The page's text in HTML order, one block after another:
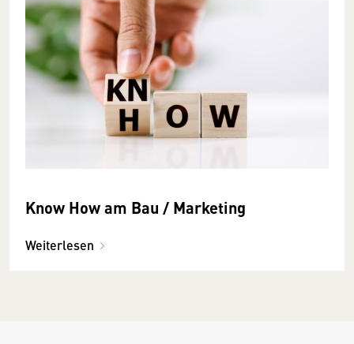
Know How am Bau / Marketing
Weiterlesen